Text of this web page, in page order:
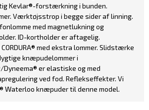
Kevlar®-forstærkning i bunden.
Værktøjsstrop i begge sider af linning.
med magnetlukning og
ID-kortholder er aftagelig.
med ekstra lommer. Slidstærke
knæpudelommer i
Dyneema® er elastiske og med
ved fod. Reflekseffekter. Vi
Waterloo knæpuder til denne model.